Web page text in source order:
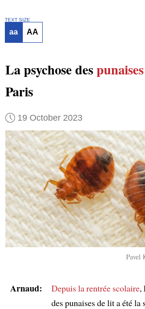
TEXT SIZE
aa AA
La psychose des
Paris
19 October 2023
Pavel
Arnaud: Depuisla rentrée scolaire,
des punaises de lit a été la